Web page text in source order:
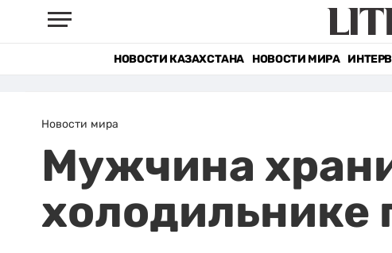
НОВОСТИ КАЗАХСТАНА НОВОСТИ МИРА
Новости мира
Мужчина
холодильнике